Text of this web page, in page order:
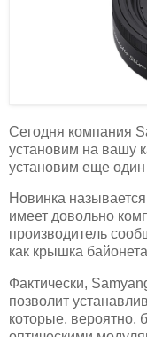
Сегодня компания
установим на вашу
установим еще один
Новинка
имеет довольно
производитель
как крышка
Фактически,
позволит
которые, вероятно,